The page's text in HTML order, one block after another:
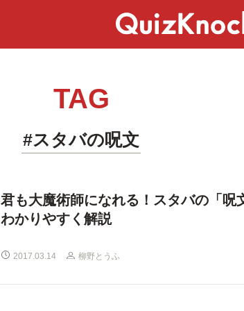
TAG
#スタバの呪文
君も大魔術師になれる！スタバの「呪
わかりやすく解説
2017.03.14 柳野とうふ